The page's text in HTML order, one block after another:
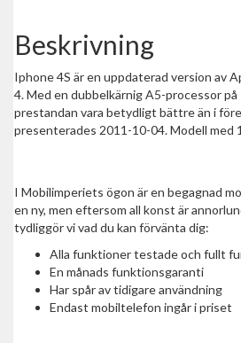
Beskrivning
Iphone 4S är en uppdaterad version av
4. Med en dubbelkärnig A5-processor på
prestandan vara betydligt bättre än i
presenterades 2011-10-04. Modell med
I Mobilimperiets ögon är en begagnad
en ny, men eftersom all konst är
tydliggör vi vad du kan förvänta dig:
Alla funktioner testade och fullt
En månads funktionsgaranti
Har spår av tidigare användning
Endast mobiltelefon ingår i priset